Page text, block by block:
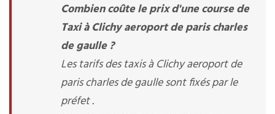
Combien coûte le prix d'une course de
Taxi à Clichy aeroport de paris charles
de gaulle ?
Les tarifs des taxis à Clichy aeroport de
paris charles de gaulle sont fixés par le
préfet .